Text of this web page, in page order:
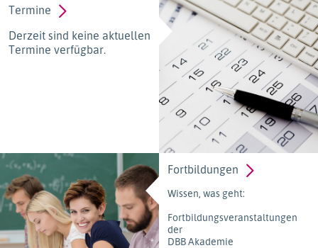
Termine
Derzeit sind keine aktuellen
Termine verfügbar.
Fortbildungen
Wissen, was geht:
Fortbildungsveranstaltungen
der
DBB Akademie